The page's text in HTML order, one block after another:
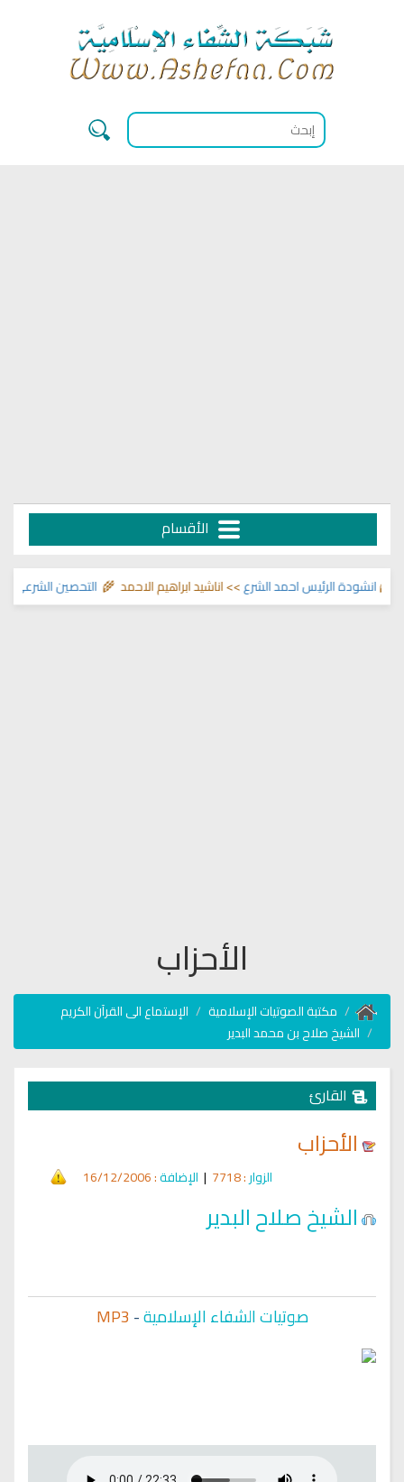
الأقسام
التحصين الشرعي انشودة الرئيس احمد الشرع>> اناشيد ابراهيم الاحمد 🌾
الأحزاب
مكتبة الصوتيات الإسلامية
الإستماع الى القرآن الكريم
الشيخ صلاح بن محمد البدير
القارئ
الأحزاب
الزوار: 7718
| الإضافة: 16/12/2006
الشيخ صلاح البدير
صوتيات الشفاء الإسلامية-
MP3